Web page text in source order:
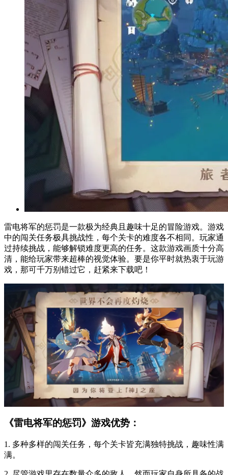
雷电将军的惩罚是一款极为经典且趣味十足的冒险游戏。游戏
中的闯关任务极具挑战性，每个关卡的难度各不相同。玩家通
过持续挑战，能够解锁难度更高的任务。这款游戏画质十分高
清，能给玩家带来超棒的视觉体验。要是你平时就热衷于玩游
戏，那可千万别错过它，赶紧来下载吧！
《雷电将军的惩罚》游戏优势：
1. 多种多样的闯关任务，每个关卡皆充满独特挑战，趣味性满
满。